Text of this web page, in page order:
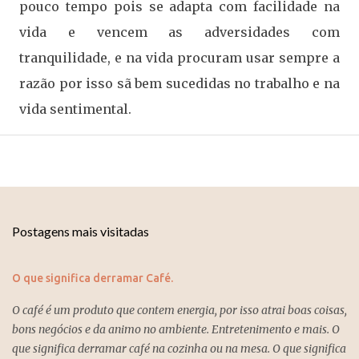
pouco tempo pois se adapta com facilidade na
vida e vencem as adversidades com
tranquilidade, e na vida procuram usar sempre a
razão por isso sã bem sucedidas no trabalho e na
vida sentimental.
Postagens mais visitadas
O que significa derramar Café.
O café é um produto que contem energia, por isso atrai boas coisas,
bons negócios e da animo no ambiente. Entretenimento e mais. O
que significa derramar café na cozinha ou na mesa. O que significa